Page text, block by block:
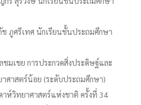
ภูศรีเทศ นักเรียนชั้นประถมศึกษา
ชมเชย การประกวดสิ่งประดิษฐ์และ
ศาสตร์น้อย (ระดับประถมศึกษา)
าห์วิทยาศาสตร์แห่งชาติ ครั้งที่ 34